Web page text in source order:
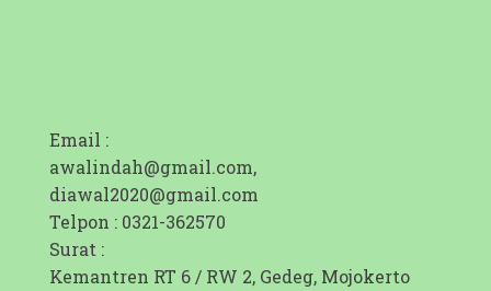
Email :
awalindah@gmail.com,
diawal2020@gmail.com
Telpon : 0321-362570
Surat :
Kemantren RT 6 / RW 2, Gedeg, Mojokerto